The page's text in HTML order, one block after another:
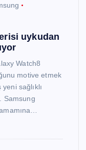
uykudan
Watch8
motive etmek
sağlıklı
Samsung